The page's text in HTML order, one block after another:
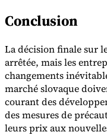
Conclusion
La décision finale sur
arrêtée, mais les
changements
marché slovaque
courant des
des mesures de
leurs prix aux